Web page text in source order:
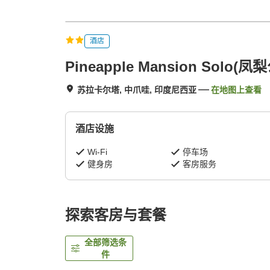
酒店
Pineapple Mansion Solo(凤梨
苏拉卡尔塔, 中爪哇, 印度尼西亚 在地图上查看
酒店设施
Wi-Fi
停车场
健身房
客房服务
探索客房与套餐
全部筛选条
件